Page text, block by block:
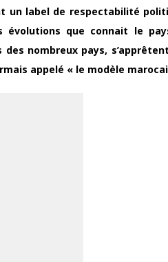
un label de respectabilité
que connait le
nombreux pays,
appelé « le modèle